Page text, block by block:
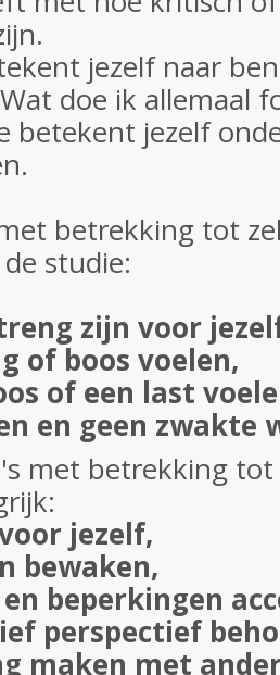
jezelf naar
doe ik allemaal
betekent jezelf
betrekking tot
studie:
zijn voor
of boos voelen,
of een last
en geen zwakte
met betrekking
jezelf,
bewaken,
beperkingen
perspectief
maken met